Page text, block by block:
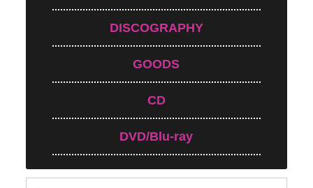
DISCOGRAPHY
GOODS
CD
DVD/Blu-ray